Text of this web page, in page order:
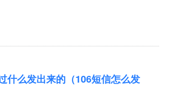
什么发出来的（106短信怎么发